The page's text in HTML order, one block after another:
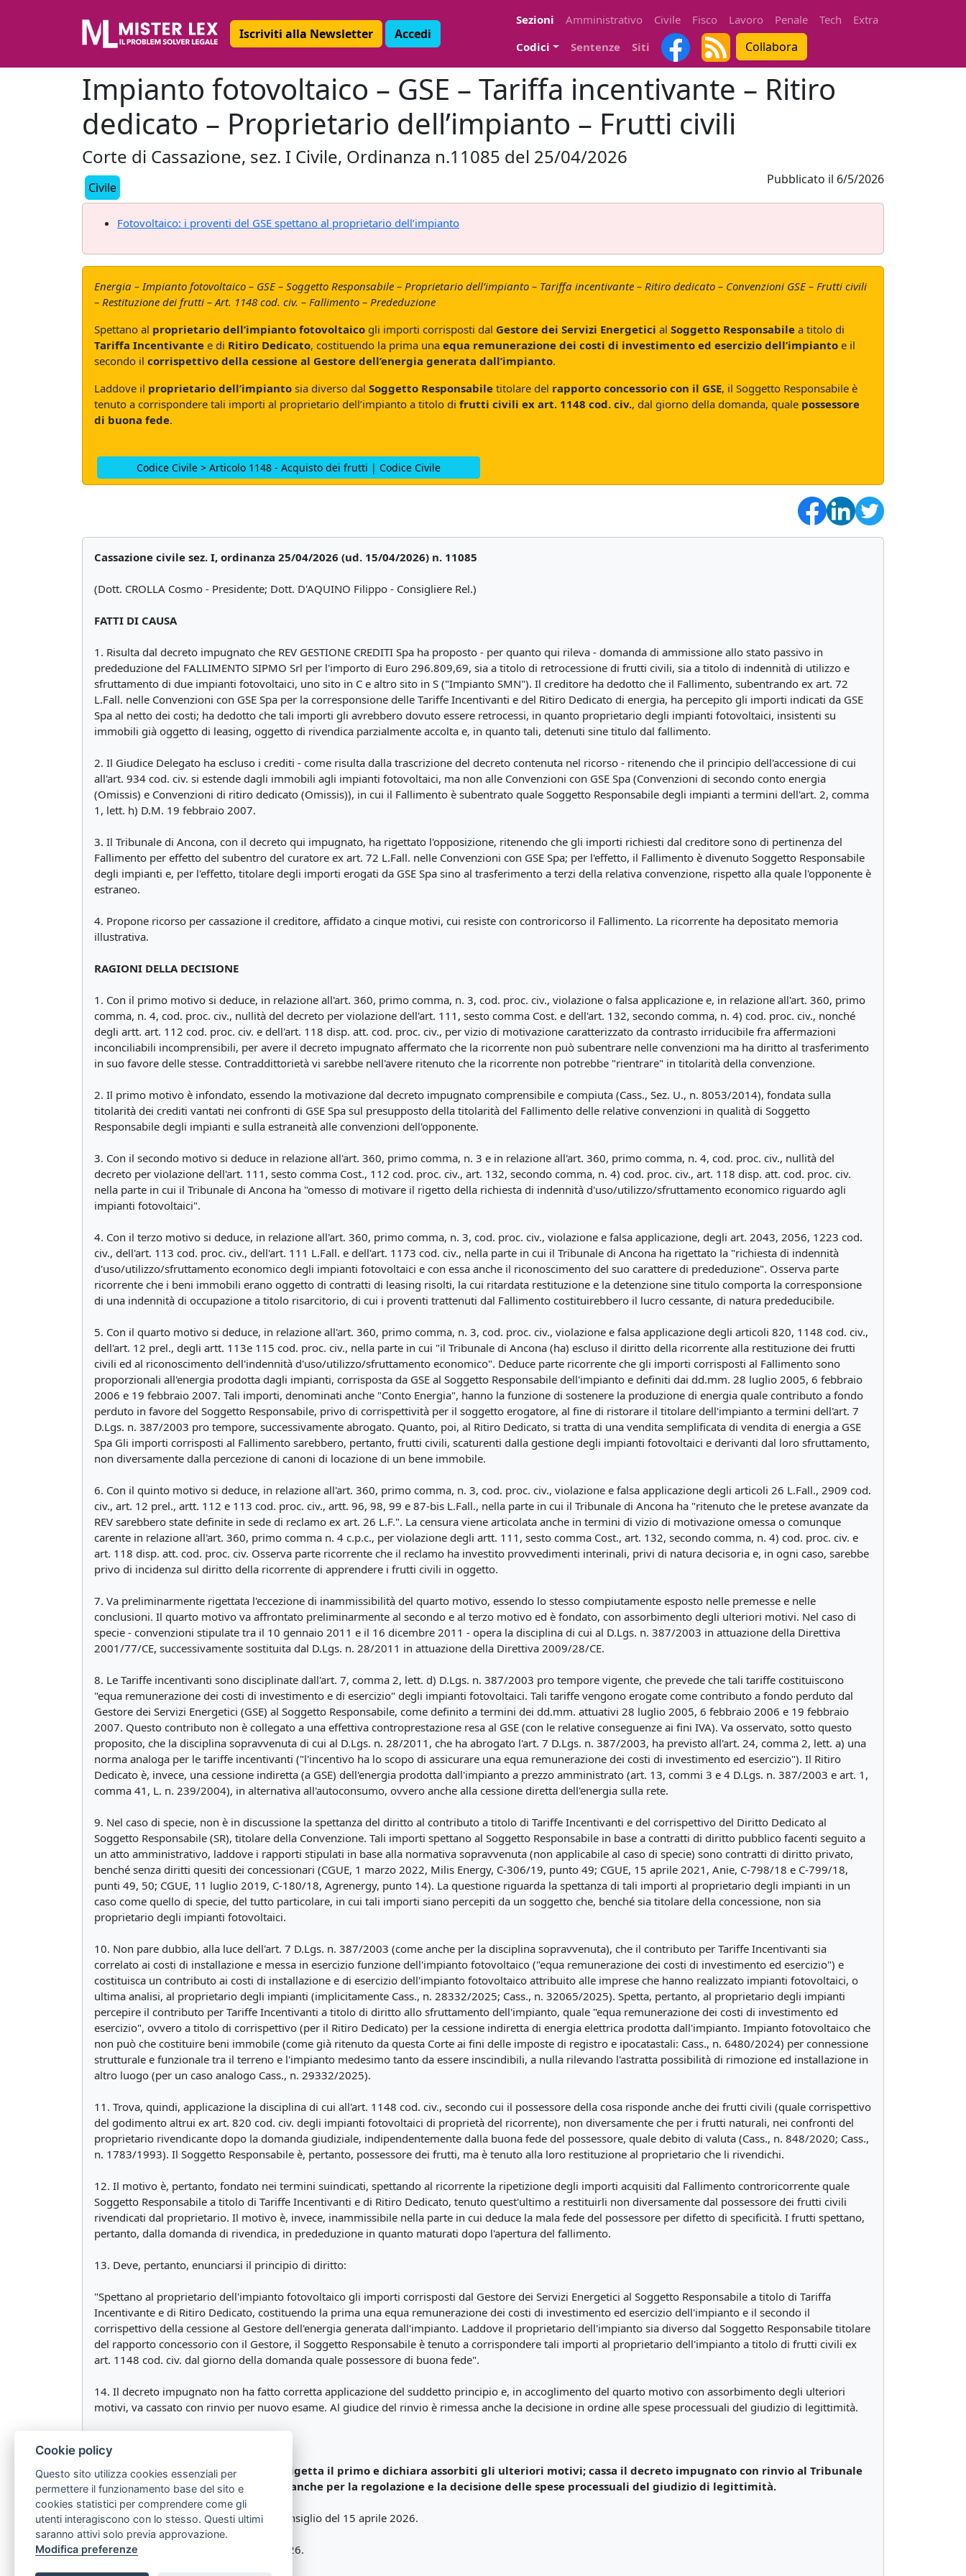
Iscriviti alla Newsletter Accedi
Sezioni Amministrativo Civile Fisco Lavoro Penale Tech
Extra
Codici
Sentenze Siti Collabora
Impianto fotovoltaico – GSE – Tariffa incentivante – Ritiro
dedicato – Proprietario dell’impianto – Frutti civili
Corte di Cassazione, sez. I Civile, Ordinanza n.11085 del 25/04/2026
Civile
Pubblicato il 6/5/2026
Fotovoltaico: i proventi del GSE spettano al proprietario dell’impianto
Energia – Impianto fotovoltaico – GSE – Soggetto Responsabile – Proprietario dell’impianto – Tariffa incentivante – Ritiro dedicato – Convenzioni GSE – Frutti civili
– Restituzione dei frutti – Art. 1148 cod. civ. – Fallimento – Prededuzione
Spettano al proprietario dell’impianto fotovoltaico gli importi corrisposti dal Gestore dei Servizi Energetici al Soggetto Responsabile a titolo di
Tariffa Incentivante e di Ritiro Dedicato, costituendo la prima una equa remunerazione dei costi di investimento ed esercizio dell’impianto e il
secondo il corrispettivo della cessione al Gestore dell’energia generata dall’impianto.
Laddove il proprietario dell’impianto sia diverso dal Soggetto Responsabile titolare del rapporto concessorio con il GSE, il Soggetto Responsabile è
tenuto a corrispondere tali importi al proprietario dell’impianto a titolo di frutti civili ex art. 1148 cod. civ., dal giorno della domanda, quale possessore
di buona fede.
Codice Civile > Articolo 1148 - Acquisto dei frutti | Codice Civile
Cassazione civile sez. I, ordinanza 25/04/2026 (ud. 15/04/2026) n. 11085
(Dott. CROLLA Cosmo - Presidente; Dott. D'AQUINO Filippo - Consigliere Rel.)
FATTI DI CAUSA
1. Risulta dal decreto impugnato che REV GESTIONE CREDITI Spa ha proposto - per quanto qui rileva - domanda di ammissione allo stato passivo in
prededuzione del FALLIMENTO SIPMO Srl per l'importo di Euro 296.809,69, sia a titolo di retrocessione di frutti civili, sia a titolo di indennità di utilizzo e
sfruttamento di due impianti fotovoltaici, uno sito in C e altro sito in S ("Impianto SMN"). Il creditore ha dedotto che il Fallimento, subentrando ex art. 72
L.Fall. nelle Convenzioni con GSE Spa per la corresponsione delle Tariffe Incentivanti e del Ritiro Dedicato di energia, ha percepito gli importi indicati da GSE
Spa al netto dei costi; ha dedotto che tali importi gli avrebbero dovuto essere retrocessi, in quanto proprietario degli impianti fotovoltaici, insistenti su
immobili già oggetto di leasing, oggetto di rivendica parzialmente accolta e, in quanto tali, detenuti sine titulo dal fallimento.
2. Il Giudice Delegato ha escluso i crediti - come risulta dalla trascrizione del decreto contenuta nel ricorso - ritenendo che il principio dell'accessione di cui
all'art. 934 cod. civ. si estende dagli immobili agli impianti fotovoltaici, ma non alle Convenzioni con GSE Spa (Convenzioni di secondo conto energia
(Omissis) e Convenzioni di ritiro dedicato (Omissis)), in cui il Fallimento è subentrato quale Soggetto Responsabile degli impianti a termini dell'art. 2, comma
1, lett. h) D.M. 19 febbraio 2007.
3. Il Tribunale di Ancona, con il decreto qui impugnato, ha rigettato l'opposizione, ritenendo che gli importi richiesti dal creditore sono di pertinenza del
Fallimento per effetto del subentro del curatore ex art. 72 L.Fall. nelle Convenzioni con GSE Spa; per l'effetto, il Fallimento è divenuto Soggetto Responsabile
degli impianti e, per l'effetto, titolare degli importi erogati da GSE Spa sino al trasferimento a terzi della relativa convenzione, rispetto alla quale l'opponente è
estraneo.
4. Propone ricorso per cassazione il creditore, affidato a cinque motivi, cui resiste con controricorso il Fallimento. La ricorrente ha depositato memoria
illustrativa.
RAGIONI DELLA DECISIONE
1. Con il primo motivo si deduce, in relazione all'art. 360, primo comma, n. 3, cod. proc. civ., violazione o falsa applicazione e, in relazione all'art. 360, primo
comma, n. 4, cod. proc. civ., nullità del decreto per violazione dell'art. 111, sesto comma Cost. e dell'art. 132, secondo comma, n. 4) cod. proc. civ., nonché
degli artt. art. 112 cod. proc. civ. e dell'art. 118 disp. att. cod. proc. civ., per vizio di motivazione caratterizzato da contrasto irriducibile fra affermazioni
inconciliabili incomprensibili, per avere il decreto impugnato affermato che la ricorrente non può subentrare nelle convenzioni ma ha diritto al trasferimento
in suo favore delle stesse. Contraddittorietà vi sarebbe nell'avere ritenuto che la ricorrente non potrebbe "rientrare" in titolarità della convenzione.
2. Il primo motivo è infondato, essendo la motivazione dal decreto impugnato comprensibile e compiuta (Cass., Sez. U., n. 8053/2014), fondata sulla
titolarità dei crediti vantati nei confronti di GSE Spa sul presupposto della titolarità del Fallimento delle relative convenzioni in qualità di Soggetto
Responsabile degli impianti e sulla estraneità alle convenzioni dell'opponente.
3. Con il secondo motivo si deduce in relazione all'art. 360, primo comma, n. 3 e in relazione all'art. 360, primo comma, n. 4, cod. proc. civ., nullità del
decreto per violazione dell'art. 111, sesto comma Cost., 112 cod. proc. civ., art. 132, secondo comma, n. 4) cod. proc. civ., art. 118 disp. att. cod. proc. civ.
nella parte in cui il Tribunale di Ancona ha "omesso di motivare il rigetto della richiesta di indennità d'uso/utilizzo/sfruttamento economico riguardo agli
impianti fotovoltaici".
4. Con il terzo motivo si deduce, in relazione all'art. 360, primo comma, n. 3, cod. proc. civ., violazione e falsa applicazione, degli art. 2043, 2056, 1223 cod.
civ., dell'art. 113 cod. proc. civ., dell'art. 111 L.Fall. e dell'art. 1173 cod. civ., nella parte in cui il Tribunale di Ancona ha rigettato la "richiesta di indennità
d'uso/utilizzo/sfruttamento economico degli impianti fotovoltaici e con essa anche il riconoscimento del suo carattere di prededuzione". Osserva parte
ricorrente che i beni immobili erano oggetto di contratti di leasing risolti, la cui ritardata restituzione e la detenzione sine titulo comporta la corresponsione
di una indennità di occupazione a titolo risarcitorio, di cui i proventi trattenuti dal Fallimento costituirebbero il lucro cessante, di natura prededucibile.
5. Con il quarto motivo si deduce, in relazione all'art. 360, primo comma, n. 3, cod. proc. civ., violazione e falsa applicazione degli articoli 820, 1148 cod. civ.,
dell'art. 12 prel., degli artt. 113e 115 cod. proc. civ., nella parte in cui "il Tribunale di Ancona (ha) escluso il diritto della ricorrente alla restituzione dei frutti
civili ed al riconoscimento dell'indennità d'uso/utilizzo/sfruttamento economico". Deduce parte ricorrente che gli importi corrisposti al Fallimento sono
proporzionali all'energia prodotta dagli impianti, corrisposta da GSE al Soggetto Responsabile dell'impianto e definiti dai dd.mm. 28 luglio 2005, 6 febbraio
2006 e 19 febbraio 2007. Tali importi, denominati anche "Conto Energia", hanno la funzione di sostenere la produzione di energia quale contributo a fondo
perduto in favore del Soggetto Responsabile, privo di corrispettività per il soggetto erogatore, al fine di ristorare il titolare dell'impianto a termini dell'art. 7
D.Lgs. n. 387/2003 pro tempore, successivamente abrogato. Quanto, poi, al Ritiro Dedicato, si tratta di una vendita semplificata di vendita di energia a GSE
Spa Gli importi corrisposti al Fallimento sarebbero, pertanto, frutti civili, scaturenti dalla gestione degli impianti fotovoltaici e derivanti dal loro sfruttamento,
non diversamente dalla percezione di canoni di locazione di un bene immobile.
6. Con il quinto motivo si deduce, in relazione all'art. 360, primo comma, n. 3, cod. proc. civ., violazione e falsa applicazione degli articoli 26 L.Fall., 2909 cod.
civ., art. 12 prel., artt. 112 e 113 cod. proc. civ., artt. 96, 98, 99 e 87-bis L.Fall., nella parte in cui il Tribunale di Ancona ha "ritenuto che le pretese avanzate da
REV sarebbero state definite in sede di reclamo ex art. 26 L.F.". La censura viene articolata anche in termini di vizio di motivazione omessa o comunque
carente in relazione all'art. 360, primo comma n. 4 c.p.c., per violazione degli artt. 111, sesto comma Cost., art. 132, secondo comma, n. 4) cod. proc. civ. e
art. 118 disp. att. cod. proc. civ. Osserva parte ricorrente che il reclamo ha investito provvedimenti interinali, privi di natura decisoria e, in ogni caso, sarebbe
privo di incidenza sul diritto della ricorrente di apprendere i frutti civili in oggetto.
7. Va preliminarmente rigettata l'eccezione di inammissibilità del quarto motivo, essendo lo stesso compiutamente esposto nelle premesse e nelle
conclusioni. Il quarto motivo va affrontato preliminarmente al secondo e al terzo motivo ed è fondato, con assorbimento degli ulteriori motivi. Nel caso di
specie - convenzioni stipulate tra il 10 gennaio 2011 e il 16 dicembre 2011 - opera la disciplina di cui al D.Lgs. n. 387/2003 in attuazione della Direttiva
2001/77/CE, successivamente sostituita dal D.Lgs. n. 28/2011 in attuazione della Direttiva 2009/28/CE.
8. Le Tariffe incentivanti sono disciplinate dall'art. 7, comma 2, lett. d) D.Lgs. n. 387/2003 pro tempore vigente, che prevede che tali tariffe costituiscono
"equa remunerazione dei costi di investimento e di esercizio" degli impianti fotovoltaici. Tali tariffe vengono erogate come contributo a fondo perduto dal
Gestore dei Servizi Energetici (GSE) al Soggetto Responsabile, come definito a termini dei dd.mm. attuativi 28 luglio 2005, 6 febbraio 2006 e 19 febbraio
2007. Questo contributo non è collegato a una effettiva controprestazione resa al GSE (con le relative conseguenze ai fini IVA). Va osservato, sotto questo
proposito, che la disciplina sopravvenuta di cui al D.Lgs. n. 28/2011, che ha abrogato l'art. 7 D.Lgs. n. 387/2003, ha previsto all'art. 24, comma 2, lett. a) una
norma analoga per le tariffe incentivanti ("l'incentivo ha lo scopo di assicurare una equa remunerazione dei costi di investimento ed esercizio"). Il Ritiro
Dedicato è, invece, una cessione indiretta (a GSE) dell'energia prodotta dall'impianto a prezzo amministrato (art. 13, commi 3 e 4 D.Lgs. n. 387/2003 e art. 1,
comma 41, L. n. 239/2004), in alternativa all'autoconsumo, ovvero anche alla cessione diretta dell'energia sulla rete.
9. Nel caso di specie, non è in discussione la spettanza del diritto al contributo a titolo di Tariffe Incentivanti e del corrispettivo del Diritto Dedicato al
Soggetto Responsabile (SR), titolare della Convenzione. Tali importi spettano al Soggetto Responsabile in base a contratti di diritto pubblico facenti seguito a
un atto amministrativo, laddove i rapporti stipulati in base alla normativa sopravvenuta (non applicabile al caso di specie) sono contratti di diritto privato,
benché senza diritti quesiti dei concessionari (CGUE, 1 marzo 2022, Milis Energy, C-306/19, punto 49; CGUE, 15 aprile 2021, Anie, C-798/18 e C-799/18,
punti 49, 50; CGUE, 11 luglio 2019, C-180/18, Agrenergy, punto 14). La questione riguarda la spettanza di tali importi al proprietario degli impianti in un
caso come quello di specie, del tutto particolare, in cui tali importi siano percepiti da un soggetto che, benché sia titolare della concessione, non sia
proprietario degli impianti fotovoltaici.
10. Non pare dubbio, alla luce dell'art. 7 D.Lgs. n. 387/2003 (come anche per la disciplina sopravvenuta), che il contributo per Tariffe Incentivanti sia
correlato ai costi di installazione e messa in esercizio funzione dell'impianto fotovoltaico ("equa remunerazione dei costi di investimento ed esercizio") e
costituisca un contributo ai costi di installazione e di esercizio dell'impianto fotovoltaico attribuito alle imprese che hanno realizzato impianti fotovoltaici, o
ultima analisi, al proprietario degli impianti (implicitamente Cass., n. 28332/2025; Cass., n. 32065/2025). Spetta, pertanto, al proprietario degli impianti
percepire il contributo per Tariffe Incentivanti a titolo di diritto allo sfruttamento dell'impianto, quale "equa remunerazione dei costi di investimento ed
esercizio", ovvero a titolo di corrispettivo (per il Ritiro Dedicato) per la cessione indiretta di energia elettrica prodotta dall'impianto. Impianto fotovoltaico che
non può che costituire beni immobile (come già ritenuto da questa Corte ai fini delle imposte di registro e ipocatastali: Cass., n. 6480/2024) per connessione
strutturale e funzionale tra il terreno e l'impianto medesimo tanto da essere inscindibili, a nulla rilevando l'astratta possibilità di rimozione ed installazione in
altro luogo (per un caso analogo Cass., n. 29332/2025).
11. Trova, quindi, applicazione la disciplina di cui all'art. 1148 cod. civ., secondo cui il possessore della cosa risponde anche dei frutti civili (quale corrispettivo
del godimento altrui ex art. 820 cod. civ. degli impianti fotovoltaici di proprietà del ricorrente), non diversamente che per i frutti naturali, nei confronti del
proprietario rivendicante dopo la domanda giudiziale, indipendentemente dalla buona fede del possessore, quale debito di valuta (Cass., n. 848/2020; Cass.,
n. 1783/1993). Il Soggetto Responsabile è, pertanto, possessore dei frutti, ma è tenuto alla loro restituzione al proprietario che li rivendichi.
12. Il motivo è, pertanto, fondato nei termini suindicati, spettando al ricorrente la ripetizione degli importi acquisiti dal Fallimento controricorrente quale
Soggetto Responsabile a titolo di Tariffe Incentivanti e di Ritiro Dedicato, tenuto quest'ultimo a restituirli non diversamente dal possessore dei frutti civili
rivendicati dal proprietario. Il motivo è, invece, inammissibile nella parte in cui deduce la mala fede del possessore per difetto di specificità. I frutti spettano,
pertanto, dalla domanda di rivendica, in prededuzione in quanto maturati dopo l'apertura del fallimento.
13. Deve, pertanto, enunciarsi il principio di diritto:
"Spettano al proprietario dell'impianto fotovoltaico gli importi corrisposti dal Gestore dei Servizi Energetici al Soggetto Responsabile a titolo di Tariffa
Incentivante e di Ritiro Dedicato, costituendo la prima una equa remunerazione dei costi di investimento ed esercizio dell'impianto e il secondo il
corrispettivo della cessione al Gestore dell'energia generata dall'impianto. Laddove il proprietario dell'impianto sia diverso dal Soggetto Responsabile titolare
del rapporto concessorio con il Gestore, il Soggetto Responsabile è tenuto a corrispondere tali importi al proprietario dell'impianto a titolo di frutti civili ex
art. 1148 cod. civ. dal giorno della domanda quale possessore di buona fede".
14. Il decreto impugnato non ha fatto corretta applicazione del suddetto principio e, in accoglimento del quarto motivo con assorbimento degli ulteriori
motivi, va cassato con rinvio per nuovo esame. Al giudice del rinvio è rimessa anche la decisione in ordine alle spese processuali del giudizio di legittimità.
La Corte accoglie il quarto motivo, rigetta il primo e dichiara assorbiti gli ulteriori motivi; cassa il decreto impugnato con rinvio al Tribunale
di Ancona, in diversa composizione, anche per la regolazione e la decisione delle spese processuali del giudizio di legittimità.
Così deciso in Roma, nella camera di consiglio del 15 aprile 2026.
Depositato in Cancelleria il 25 aprile 2026.
Cookie policy
Questo sito utilizza cookies essenziali per
permettere il funzionamento base del sito e
cookies statistici per comprendere come gli
utenti interagiscono con lo stesso. Questi ultimi
saranno attivi solo previa approvazione.
Modifica preferenze